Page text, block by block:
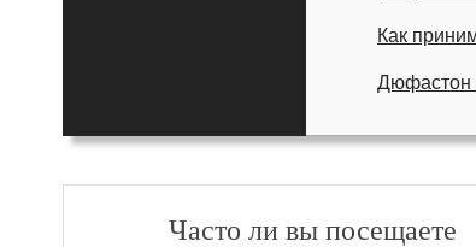
Как
Дюфастон
Часто ли вы посещаете